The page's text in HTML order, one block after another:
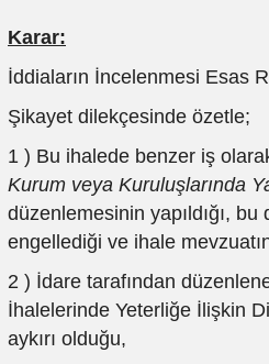
Karar:
İddiaların İncelenmesi Esas
Şikayet dilekçesinde özetle;
1 ) Bu ihalede benzer iş
Kurum veya Kuruluşlarında
düzenlemesinin yapıldığı,
engellediği ve ihale
2 ) İdare tarafından
İhalelerinde Yeterliğe İlişkin
aykırı olduğu,